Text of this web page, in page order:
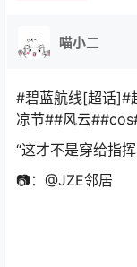
喵小二
#碧蓝航线[超话]#
凉节##风云
“这才不是穿给指
📷：@JZE邻居 ​​​